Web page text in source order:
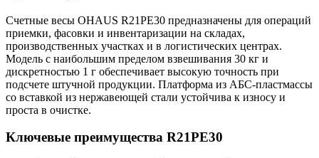
Счетные весы OHAUS R21PE30 предназначены для операций
приемки, фасовки и инвентаризации на складах,
производственных участках и в логистических центрах.
Модель с наибольшим пределом взвешивания 30 кг и
дискретностью 1 г обеспечивает высокую точность при
подсчете штучной продукции. Платформа из АБС-пластмассы
со вставкой из нержавеющей стали устойчива к износу и
проста в очистке.
Ключевые преимущества R21PE30